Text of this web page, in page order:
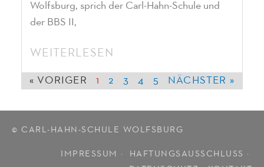
Wolfsburg, sprich der Carl-Hahn-Schule und
der BBS II,
WEITERLESEN
« VORIGER 1 2 3 4 5 NÄCHSTER »
© CARL-HAHN-SCHULE WOLFSBURG
IMPRESSUM · HAFTUNGSAUSSCHLUSS ·